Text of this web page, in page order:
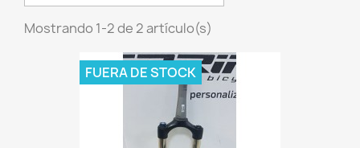
Mostrando 1-2 de 2 artículo(s)
FUERA DE STOCK